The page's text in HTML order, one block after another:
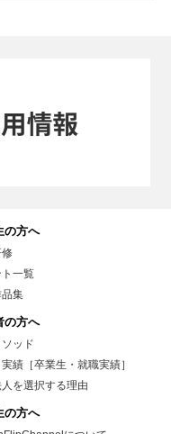
の方へ
一覧
集
の方へ
ッド
績［卒業生・就職実績］
を選択する理由
の方へ